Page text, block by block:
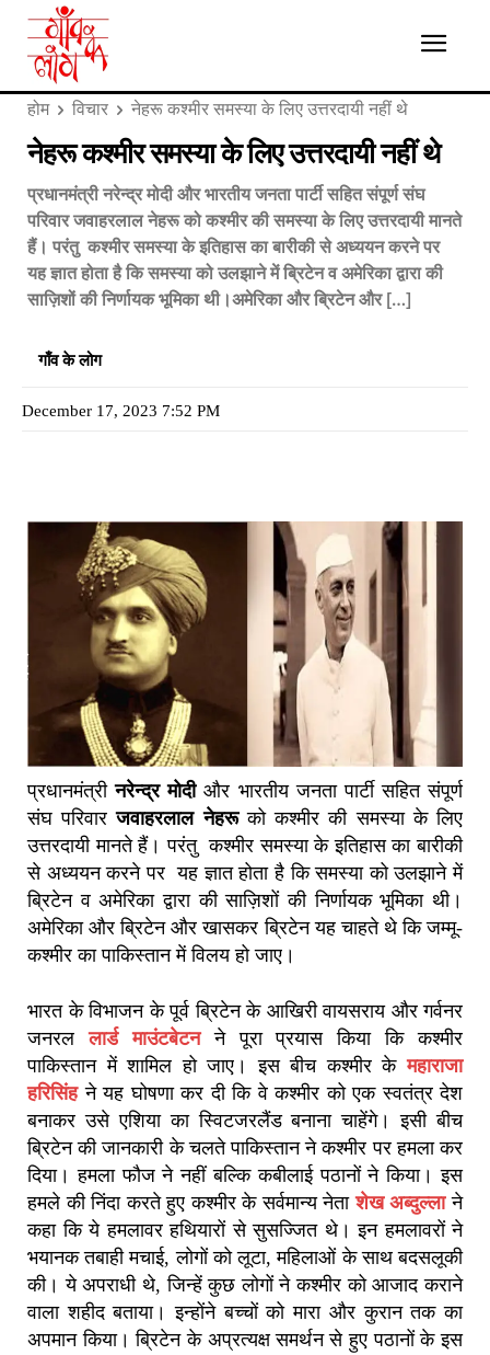
होम विचार नेहरू कश्मीर समस्या के लिए उत्तरदायी नहीं थे
नेहरू कश्मीर समस्या के लिए उत्तरदायी नहीं थे
प्रधानमंत्री नरेन्द्र मोदी और भारतीय जनता पार्टी सहित संपूर्ण संघ
परिवार जवाहरलाल नेहरू को कश्मीर की समस्या के लिए उत्तरदायी मानते
हैं। परंतु कश्मीर समस्या के इतिहास का बारीकी से अध्ययन करने पर
यह ज्ञात होता है कि समस्या को उलझाने में ब्रिटेन व अमेरिका द्वारा की
साज़िशों की निर्णायक भूमिका थी।अमेरिका और ब्रिटेन और […]
गाँव के लोग
December 17, 2023 7:52 PM
प्रधानमंत्रीनरेन्द्र मोदीऔर भारतीय जनता पार्टी सहित संपूर्ण
संघ परिवारजवाहरलाल नेहरूको कश्मीर की समस्या के लिए
उत्तरदायी मानते हैं। परंतु कश्मीर समस्या के इतिहास का बारीकी
से अध्ययन करने पर यह ज्ञात होता है कि समस्या को उलझाने में
ब्रिटेन व अमेरिका द्वारा की साज़िशों की निर्णायक भूमिका थी।
अमेरिका और ब्रिटेन और खासकर ब्रिटेन यह चाहते थे कि जम्मू-
कश्मीर का पाकिस्तान में विलय हो जाए।
भारत के विभाजन के पूर्व ब्रिटेन के आखिरी वायसराय और गर्वनर
जनरल लार्ड माउंटबेटनने पूरा प्रयास किया कि कश्मीर
पाकिस्तान में शामिल हो जाए। इस बीच कश्मीर के महाराजा
हरिसिंहने यह घोषणा कर दी कि वे कश्मीर को एक स्वतंत्र देश
बनाकर उसे एशिया का स्विटजरलैंड बनाना चाहेंगे। इसी बीच
ब्रिटेन की जानकारी के चलते पाकिस्तान ने कश्मीर पर हमला कर
दिया। हमला फौज ने नहीं बल्कि कबीलाई पठानों ने किया। इस
हमले की निंदा करते हुए कश्मीर के सर्वमान्य नेताशेख अब्दुल्लाने
कहा कि ये हमलावर हथियारों से सुसज्जित थे। इन हमलावरों ने
भयानक तबाही मचाई, लोगों को लूटा, महिलाओं के साथ बदसलूकी
की। ये अपराधी थे, जिन्हें कुछ लोगों ने कश्मीर को आजाद कराने
वाला शहीद बताया। इन्होंने बच्चों को मारा और कुरान तक का
अपमान किया। ब्रिटेन के अप्रत्यक्ष समर्थन से हुए पठानों के इस